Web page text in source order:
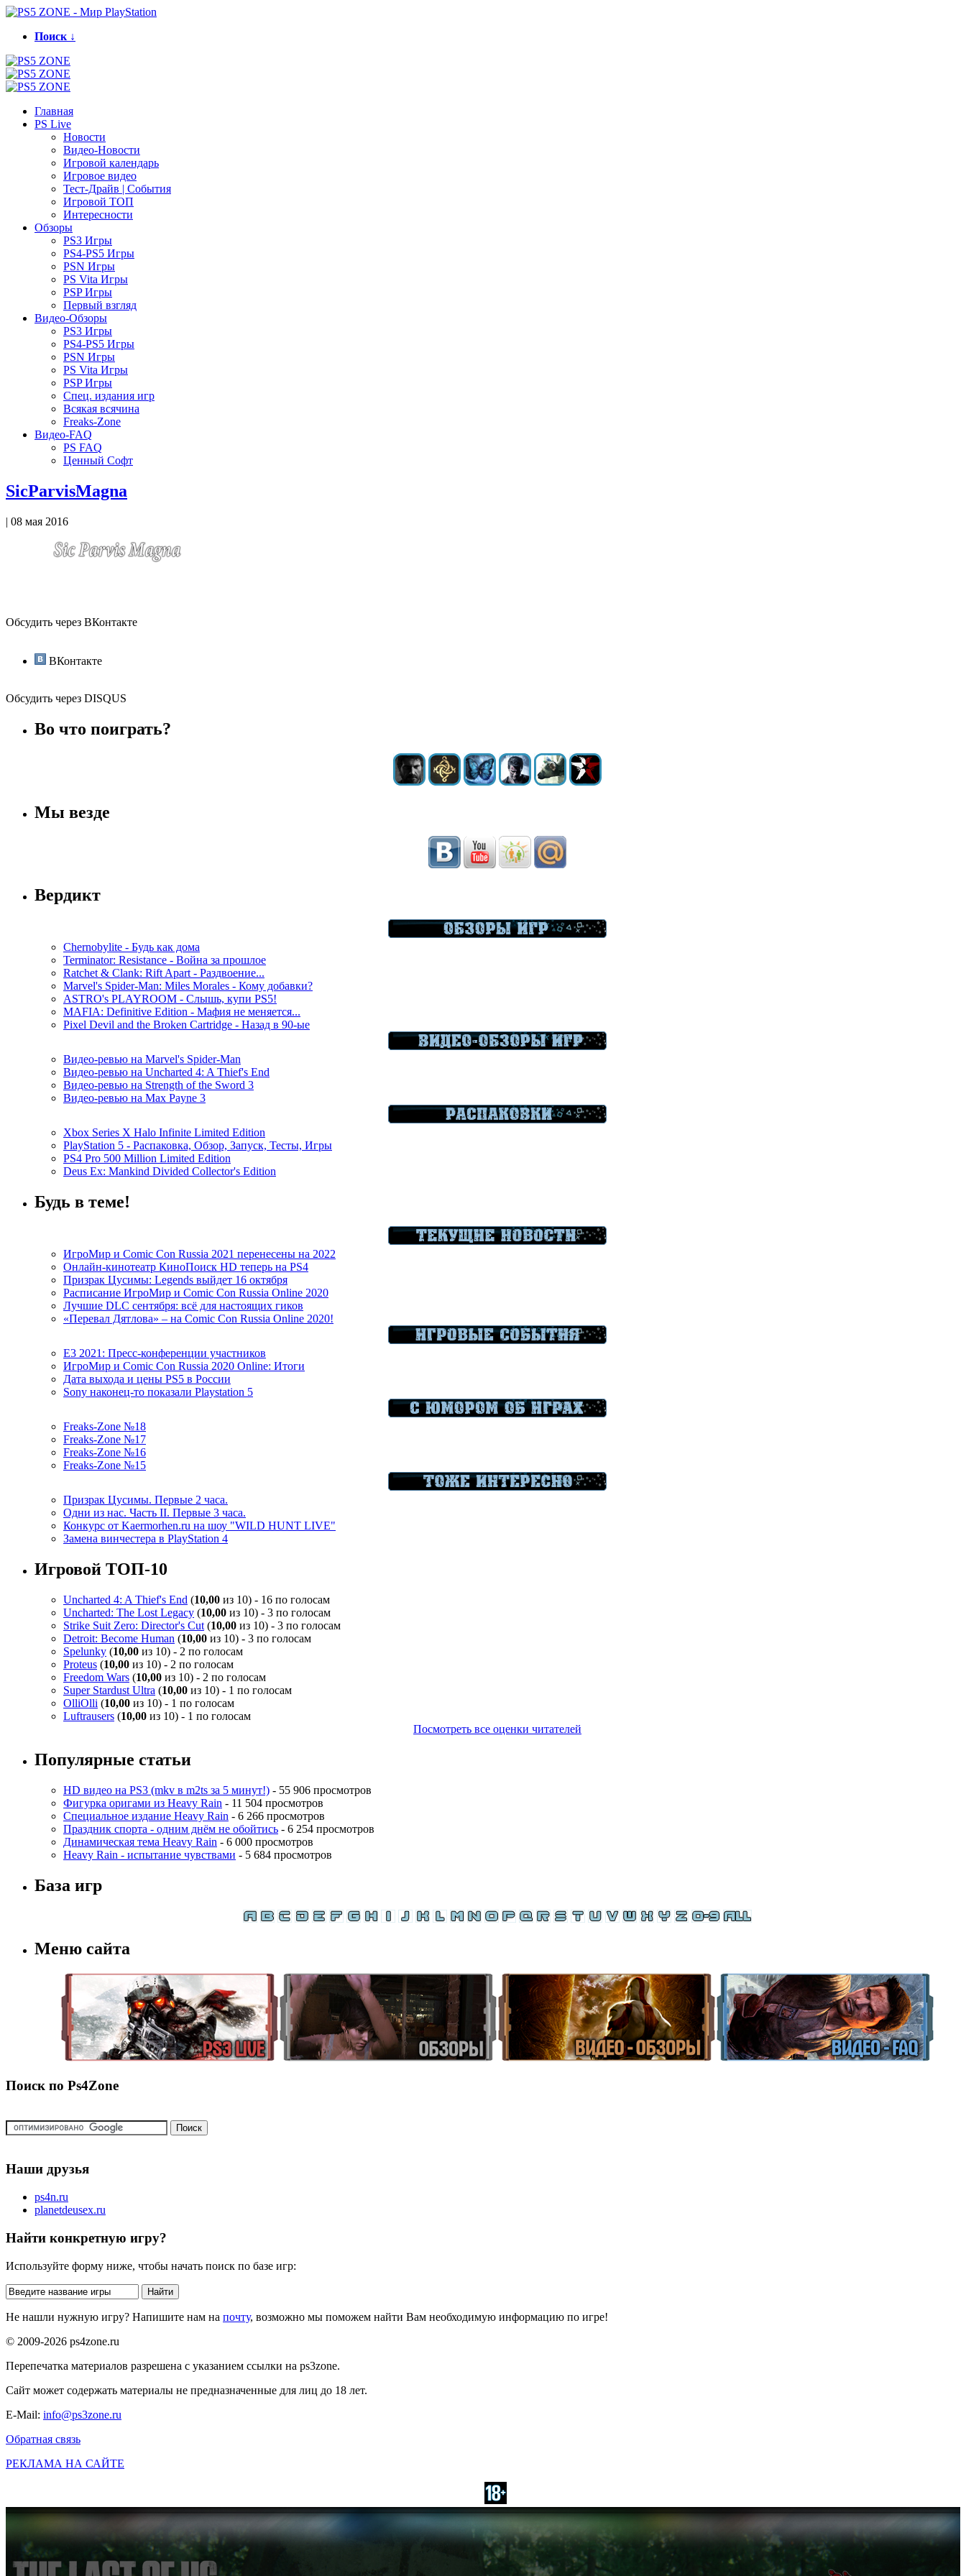
Поиск ↓
Главная
PS Live
Новости
Видео-Новости
Игровой календарь
Игровое видео
Тест-Драйв | События
Игровой ТОП
Интересности
Обзоры
PS3 Игры
PS4-PS5 Игры
PSN Игры
PS Vita Игры
PSP Игры
Первый взгляд
Видео-Обзоры
PS3 Игры
PS4-PS5 Игры
PSN Игры
PS Vita Игры
PSP Игры
Спец. издания игр
Всякая всячина
Freaks-Zone
Видео-FAQ
PS FAQ
Ценный Софт
SicParvisMagna
| 08 мая 2016
Обсудить через ВКонтакте
ВКонтакте
Обсудить через DISQUS
Во что поиграть?
Мы везде
Вердикт
Chernobylite - Будь как дома
Terminator: Resistance - Война за прошлое
Ratchet & Clank: Rift Apart - Раздвоение...
Marvel's Spider-Man: Miles Morales - Кому добавки?
ASTRO's PLAYROOM - Слышь, купи PS5!
MAFIA: Definitive Edition - Мафия не меняется...
Pixel Devil and the Broken Cartridge - Назад в 90-ые
Видео-ревью на Marvel's Spider-Man
Видео-ревью на Uncharted 4: A Thief's End
Видео-ревью на Strength of the Sword 3
Видео-ревью на Max Payne 3
Xbox Series X Halo Infinite Limited Edition
PlayStation 5 - Распаковка, Обзор, Запуск, Тесты, Игры
PS4 Pro 500 Million Limited Edition
Deus Ex: Mankind Divided Collector's Edition
Будь в теме!
ИгроМир и Comic Con Russia 2021 перенесены на 2022
Онлайн-кинотеатр КиноПоиск HD теперь на PS4
Призрак Цусимы: Legends выйдет 16 октября
Расписание ИгроМир и Comic Con Russia Online 2020
Лучшие DLC сентября: всё для настоящих гиков
«Перевал Дятлова» – на Comic Con Russia Online 2020!
E3 2021: Пресс-конференции участников
ИгроМир и Comic Con Russia 2020 Online: Итоги
Дата выхода и цены PS5 в России
Sony наконец-то показали Playstation 5
Freaks-Zone №18
Freaks-Zone №17
Freaks-Zone №16
Freaks-Zone №15
Призрак Цусимы. Первые 2 часа.
Одни из нас. Часть II. Первые 3 часа.
Конкурс от Kaermorhen.ru на шоу "WILD HUNT LIVE"
Замена винчестера в PlayStation 4
Игровой ТОП-10
Uncharted 4: A Thief's End (10,00 из 10) - 16 по голосам
Uncharted: The Lost Legacy (10,00 из 10) - 3 по голосам
Strike Suit Zero: Director's Cut (10,00 из 10) - 3 по голосам
Detroit: Become Human (10,00 из 10) - 3 по голосам
Spelunky (10,00 из 10) - 2 по голосам
Proteus (10,00 из 10) - 2 по голосам
Freedom Wars (10,00 из 10) - 2 по голосам
Super Stardust Ultra (10,00 из 10) - 1 по голосам
OlliOlli (10,00 из 10) - 1 по голосам
Luftrausers (10,00 из 10) - 1 по голосам
Посмотреть все оценки читателей
Популярные статьи
HD видео на PS3 (mkv в m2ts за 5 минут!) - 55 906 просмотров
Фигурка оригами из Heavy Rain - 11 504 просмотров
Специальное издание Heavy Rain - 6 266 просмотров
Праздник спорта - одним днём не обойтись - 6 254 просмотров
Динамическая тема Heavy Rain - 6 000 просмотров
Heavy Rain - испытание чувствами - 5 684 просмотров
База игр
Меню сайта
Поиск по Ps4Zone
Наши друзья
ps4n.ru
planetdeusex.ru
Найти конкретную игру?
Используйте форму ниже, чтобы начать поиск по базе игр:
Не нашли нужную игру? Напишите нам на почту, возможно мы поможем найти Вам необходимую информацию по игре!
© 2009-2026 ps4zone.ru
Перепечатка материалов разрешена с указанием ссылки на ps3zone.
Сайт может содержать материалы не предназначенные для лиц до 18 лет.
E-Mail: info@ps3zone.ru
Обратная связь
РЕКЛАМА НА САЙТЕ